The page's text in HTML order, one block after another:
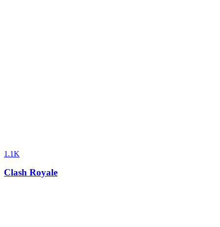
1.1K
Clash Royale